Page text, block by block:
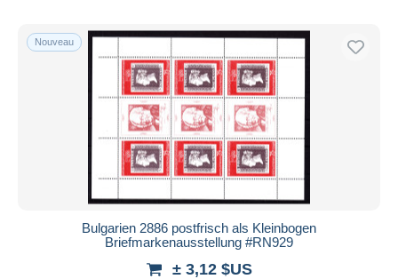
Nouveau
Bulgarien 2886 postfrisch als Kleinbogen
Briefmarkenausstellung #RN929
± 3,12 $US